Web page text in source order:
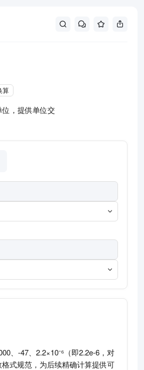
算
，提供单位交
、-47、2.2×10⁻⁶（即2.2e-6，对
式规范，为后续精确计算提供可